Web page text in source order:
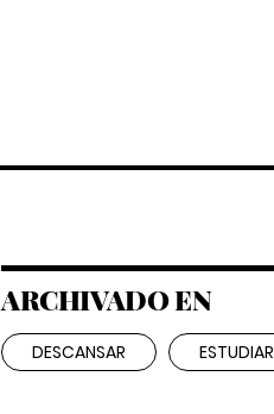
ARCHIVADO EN
DESCANSAR ESTUDIAR